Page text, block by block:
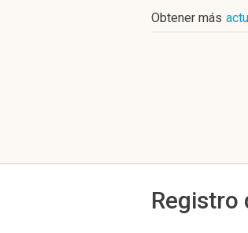
Obtener más
Registro